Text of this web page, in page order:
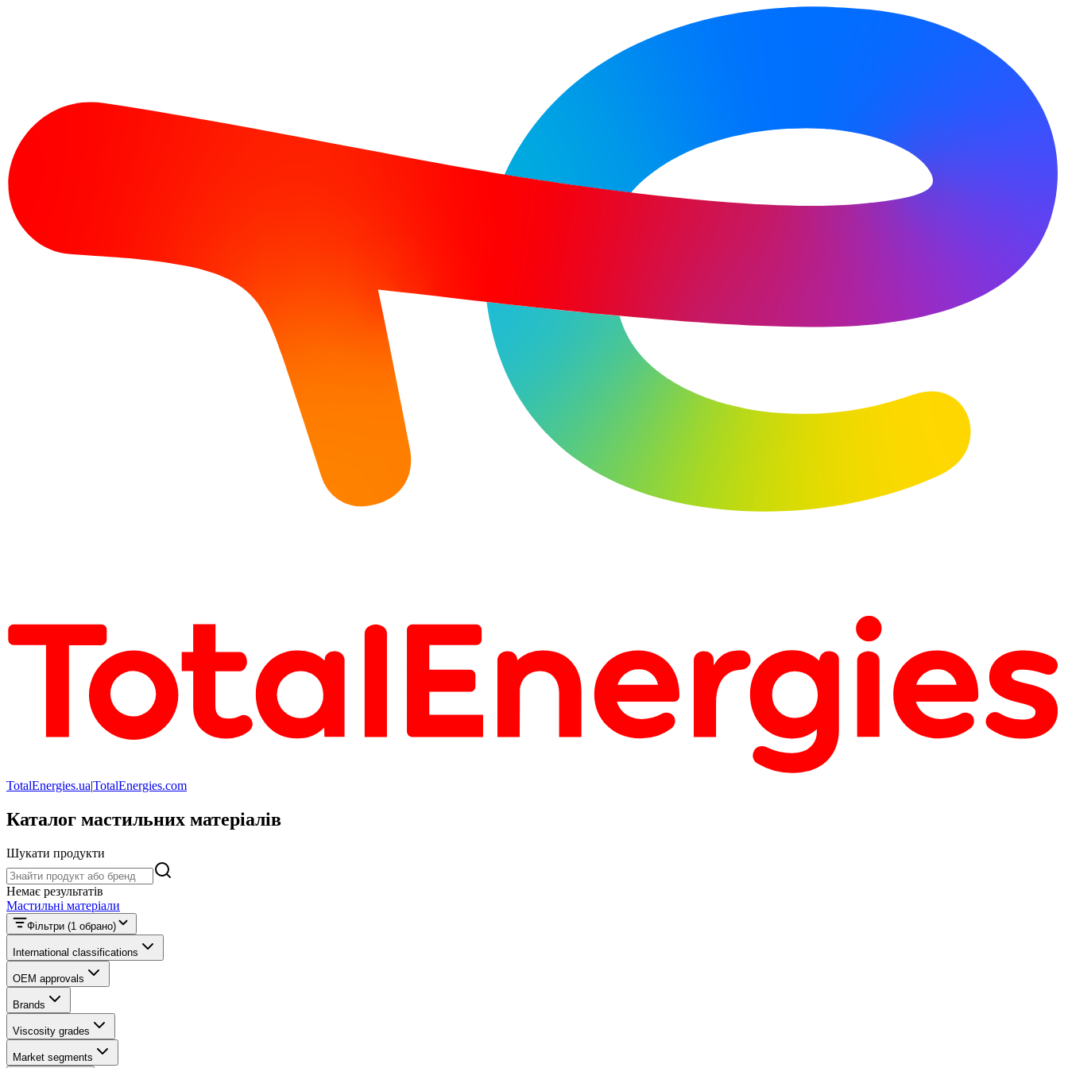
TotalEnergies.ua|TotalEnergies.com
Каталог мастильних матеріалів
Шукати продукти
Шукати продукти
Немає результатів
Мастильні матеріали
Фільтри (1 обрано)
International classifications
OEM approvals
Brands
Viscosity grades
Market segments